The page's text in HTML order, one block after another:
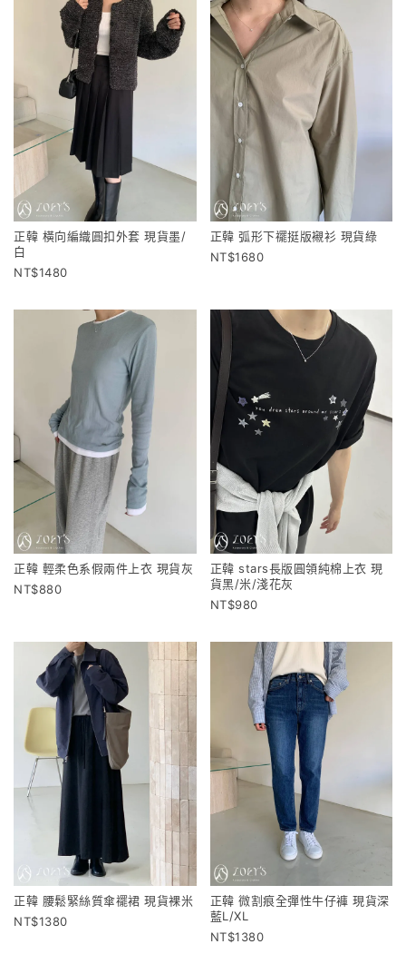
正韓 橫向編織圓扣外套 現貨墨/
白
1480
正韓 弧形下襬挺版襯衫 現貨綠
1680
正韓 輕柔色系假兩件上衣 現貨灰
880
正韓 stars長版圓領純棉上衣 現
貨黑/米/淺花灰
980
正韓 腰鬆緊絲質傘襬裙 現貨裸米
1380
正韓 微割痕全彈性牛仔褲 現貨深
藍L/XL
1380